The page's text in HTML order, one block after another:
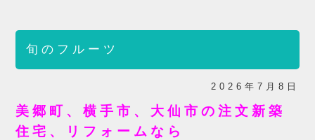
旬のフルーツ
2026年7月8日
美郷町、横手市、大仙市の注文新築
住宅、リフォームなら